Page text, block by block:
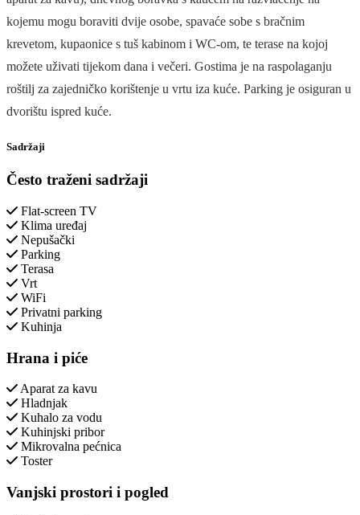
kojemu mogu boraviti dvije osobe, spavaće sobe s bračnim
krevetom, kupaonice s tuš kabinom i WC-om, te terase na kojoj
možete uživati tijekom dana i večeri. Gostima je na raspolaganju
roštilj za zajedničko korištenje u vrtu iza kuće. Parking je osiguran u
dvorištu ispred kuće.
Sadržaji
Često traženi sadržaji
Flat-screen TV
Klima uređaj
Nepušački
Parking
Terasa
Vrt
WiFi
Privatni parking
Kuhinja
Hrana i piće
Aparat za kavu
Hladnjak
Kuhalo za vodu
Kuhinjski pribor
Mikrovalna pećnica
Toster
Vanjski prostori i pogled